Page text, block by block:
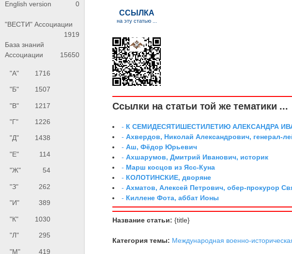
English version 0
"ВЕСТИ" Ассоциации
1919
База знаний
Ассоциации
15650
"А" 1716
"Б" 1507
"В" 1217
"Г" 1226
"Д" 1438
"Е" 114
"Ж" 54
"З" 262
"И" 389
"К" 1030
"Л" 295
"М" 419
Ссылки на статьи той же тематики ...
- К СЕМИДЕСЯТИШЕСТИЛЕТИЮ АЛЕКСАНДРА
-Ахвердов, Николай Александрович, генерал-
-Аш, Фёдор Юрьевич
-Ахшарумов, Дмитрий Иванович, историк
- Марш косцов из Ясс-Куна
- КОЛОТИНСКИЕ, дворяне
-Ахматов, Алексей Петрович, обер-прокурор
- Киллене Фота, аббат Ионы
Название статьи: {title}
Категория темы: Международная военно-